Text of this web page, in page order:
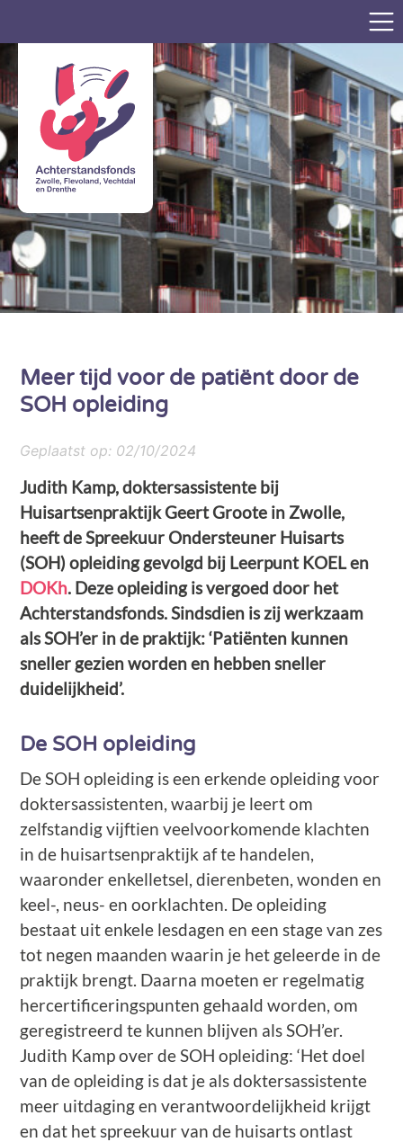
Meer tijd voor de patiënt door de
SOH opleiding
Geplaatst op: 02/10/2024
Judith Kamp, doktersassistente bij
Huisartsenpraktijk Geert Groote in Zwolle,
heeft de Spreekuur Ondersteuner Huisarts
(SOH) opleiding gevolgd bij Leerpunt KOEL en
DOKh. Deze opleiding is vergoed door het
Achterstandsfonds. Sindsdien is zij werkzaam
als SOH’er in de praktijk: ‘Patiënten kunnen
sneller gezien worden en hebben sneller
duidelijkheid’.
De SOH opleiding
De SOH opleiding is een erkende opleiding voor
doktersassistenten, waarbij je leert om
zelfstandig vijftien veelvoorkomende klachten
in de huisartsenpraktijk af te handelen,
waaronder enkelletsel, dierenbeten, wonden en
keel-, neus- en oorklachten. De opleiding
bestaat uit enkele lesdagen en een stage van zes
tot negen maanden waarin je het geleerde in de
praktijk brengt. Daarna moeten er regelmatig
hercertificeringspunten gehaald worden, om
geregistreerd te kunnen blijven als SOH’er.
Judith Kamp over de SOH opleiding: ‘Het doel
van de opleiding is dat je als doktersassistente
meer uitdaging en verantwoordelijkheid krijgt
en dat het spreekuur van de huisarts ontlast